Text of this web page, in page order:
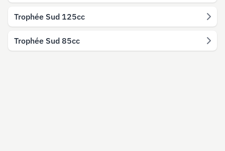
Trophée Sud 125cc
Trophée Sud 85cc